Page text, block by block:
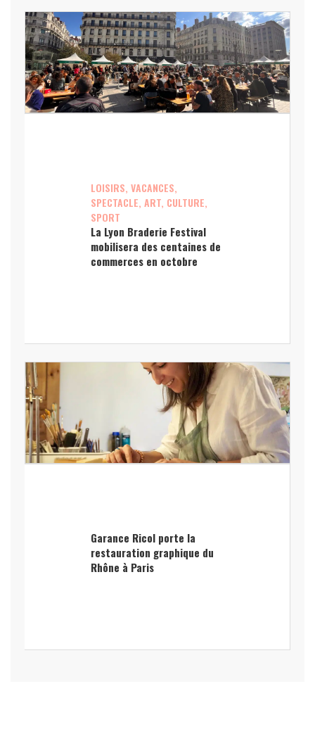
LOISIRS, VACANCES,
SPECTACLE, ART, CULTURE,
SPORT
La Lyon Braderie Festival
mobilisera des centaines de
commerces en octobre
Garance Ricol porte la
restauration graphique du
Rhône à Paris